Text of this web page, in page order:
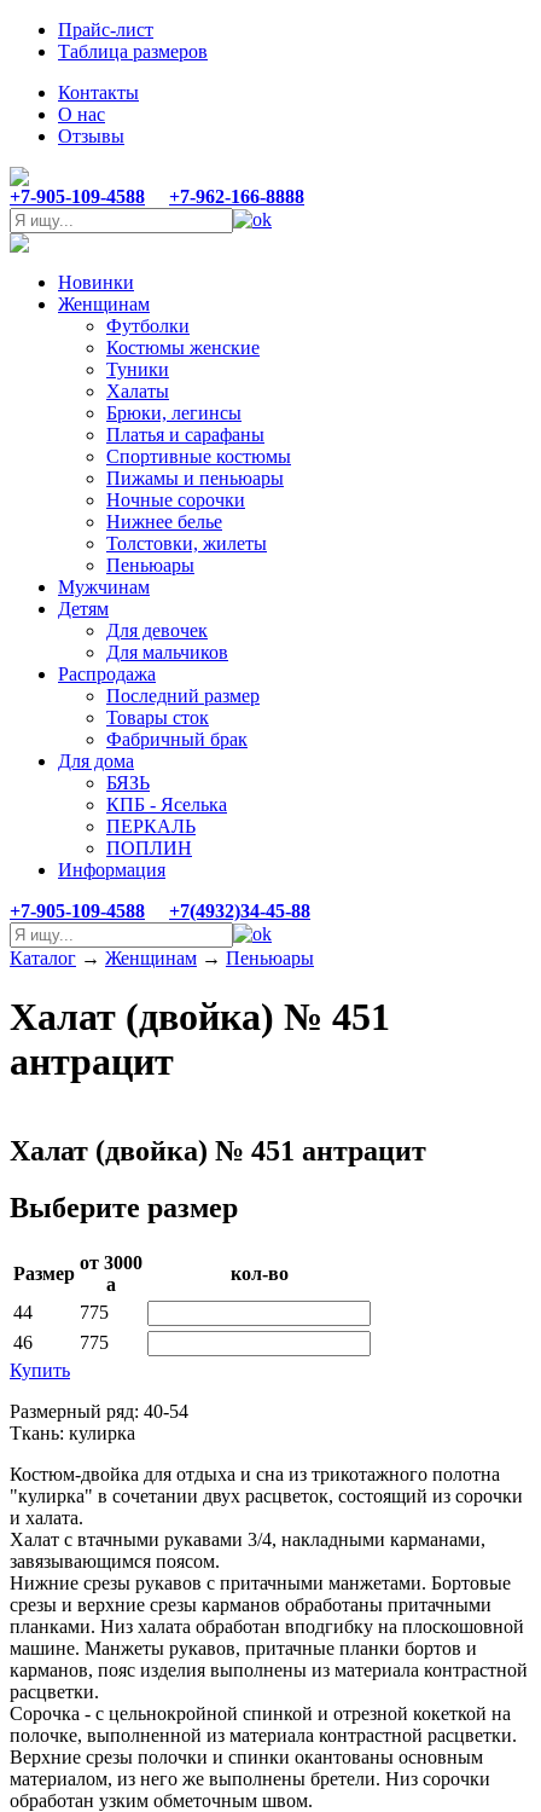
Прайс-лист
Таблица размеров
Контакты
О нас
Отзывы
+7-905-109-4588 +7-962-166-8888
Новинки
Женщинам
Футболки
Костюмы женские
Туники
Халаты
Брюки, легинсы
Платья и сарафаны
Спортивные костюмы
Пижамы и пеньюары
Ночные сорочки
Нижнее белье
Толстовки, жилеты
Пеньюары
Мужчинам
Детям
Для девочек
Для мальчиков
Распродажа
Последний размер
Товары сток
Фабричный брак
Для дома
БЯЗЬ
КПБ - Яселька
ПЕРКАЛЬ
ПОПЛИН
Информация
+7-905-109-4588
+7(4932)34-45-88
Каталог → Женщинам → Пеньюары
Халат (двойка) № 451
антрацит
Халат (двойка) № 451 антрацит
Выберите размер
Раз­мер
от 3000­
a
кол-во
44
775
46
775
Купить
Размерный ряд: 40-54
Ткань: кулирка
Костюм-двойка для отдыха и сна из трикотажного полотна
"кулирка" в сочетании двух расцветок, состоящий из сорочки
и халата.
Халат с втачными рукавами 3/4, накладными карманами,
завязывающимся поясом.
Нижние срезы рукавов с притачными манжетами. Бортовые
срезы и верхние срезы карманов обработаны притачными
планками. Низ халата обработан вподгибку на плоскошовной
машине. Манжеты рукавов, притачные планки бортов и
карманов, пояс изделия выполнены из материала контрастной
расцветки.
Сорочка - с цельнокройной спинкой и отрезной кокеткой на
полочке, выполненной из материала контрастной расцветки.
Верхние срезы полочки и спинки окантованы основным
материалом, из него же выполнены бретели. Низ сорочки
обработан узким обметочным швом.